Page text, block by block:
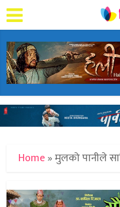
Home»मुलको पानीले